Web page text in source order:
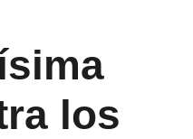
los